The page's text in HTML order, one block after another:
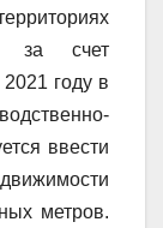
за счет
году в
ввести
метров.